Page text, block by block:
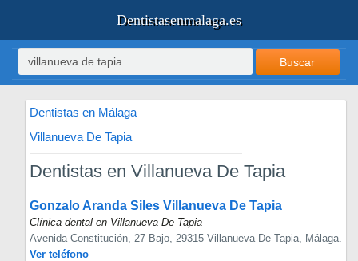
Dentistasenmalaga.es
Buscar
Dentistas en Málaga
Villanueva De Tapia
Dentistas en Villanueva De Tapia
Gonzalo Aranda Siles Villanueva De Tapia
Clínica dental en Villanueva De Tapia
Avenida Constitución, 27 Bajo, 29315 Villanueva De Tapia, Málaga.
Ver teléfono